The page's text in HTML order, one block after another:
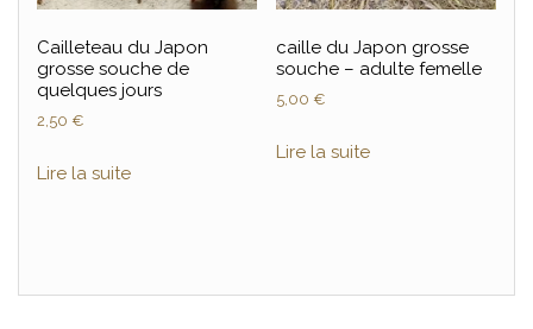
Cailleteau du Japon
grosse souche de
quelques jours
2,50 €
Lire la suite
caille du Japon grosse
souche – adulte femelle
5,00 €
Lire la suite